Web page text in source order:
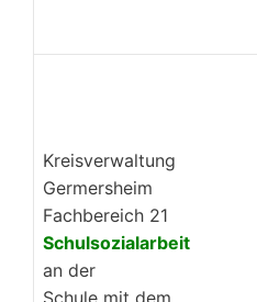
Kreisverwaltung
Germersheim
Fachbereich 21
Schulsozialarbeit
an der
Schule mit dem